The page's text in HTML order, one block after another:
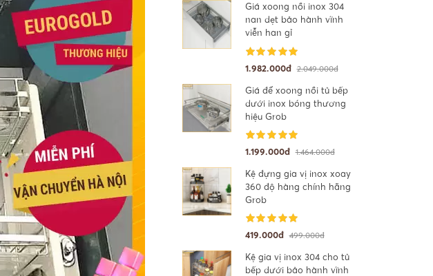
Giá xoong nồi inox 304
nan dẹt bảo hành vĩnh
viễn han gỉ
1.982.000đ 2.049.000đ
Giá để xoong nồi tủ bếp
dưới inox bóng thương
hiệu Grob
1.199.000đ 1.464.000đ
Kệ đựng gia vị inox xoay
360 độ hàng chính hãng
Grob
419.000đ 499.000đ
Kệ gia vị inox 304 cho tủ
bếp dưới bảo hành vĩnh